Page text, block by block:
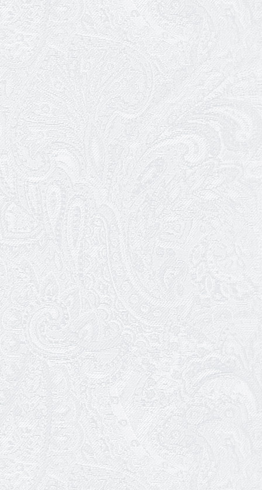
13.05.2026
Конкурс на заміщення вакантних
посад
12.05.2026
Ювілей Світлани Коцюренко
10.05.2026
Онлайн-трансляція концерту «Хто
кого?»
09.05.2026
Ювілей Олександра Ланге
08.05.2026
Відновлення мюзиклу «Ханум»
06.05.2026
Вітаємо з прем'єрою у виставі «Два
кольори однієї долі» Катерину Мись!
26.04.2026
З першою прем'єрою 2026 року!
25.04.2026
Трудовий ювілей Ауріки Ахметової
24.04.2026
З прем'єрою вистави «Божевільна
родина»!
02.04.2026
Запрошуємо на прем'єру вистави
«Божевільна родина»
01.04.2026
Трудовий ювілей Олени Корольової